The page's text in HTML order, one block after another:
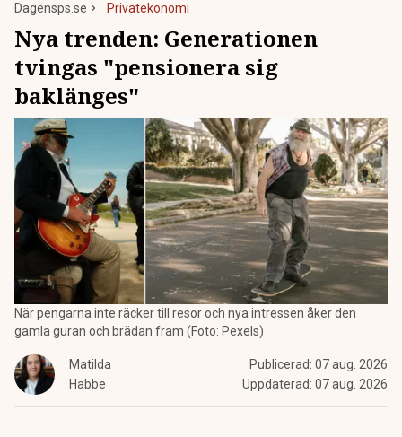
Dagensps.se Privatekonomi
Nya trenden: Generationen
tvingas "pensionera sig
baklänges"
När pengarna inte räcker till resor och nya intressen åker den
gamla guran och brädan fram (Foto: Pexels)
Matilda
Habbe
Publicerad: 07 aug. 2026
Uppdaterad: 07 aug. 2026